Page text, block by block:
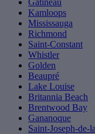
Kamloops
Mississauga
Richmond
Saint-Constant
Whistler
Golden
Beaupré
Lake Louise
Britannia Beach
Brentwood Bay
Gananoque
Saint-Joseph-de-